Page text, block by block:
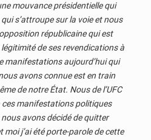
mouvance présidentielle qui
s’attroupe sur la voie et nous
républicaine qui est
de ses revendications à
manifestations aujourd’hui qui
avons connue est en train
de notre État. Nous de l’UFC
manifestations politiques
nous avons décidé de quitter
moi j’ai été porte-parole de cette